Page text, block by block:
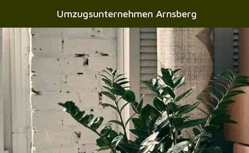
Umzugsunternehmen Arnsberg